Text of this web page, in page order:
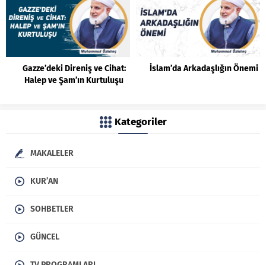
Gazze’deki Direniş ve Cihat:
Halep ve Şam’ın Kurtuluşu
İslam’da Arkadaşlığın Önemi
Kategoriler
MAKALELER
KUR’AN
SOHBETLER
GÜNCEL